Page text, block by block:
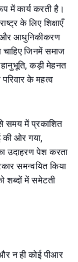
में कार्य करती है।
के लिए शिक्षाएँ
और आधुनिकीकरण
चाहिए जिनमें समाज
कड़ी मेहनत
के महत्व
समय में प्रकाशित
की ओर गया,
उदाहरण पेश करता
समन्वयित किया
में समेटती
न ही कोई पीआर